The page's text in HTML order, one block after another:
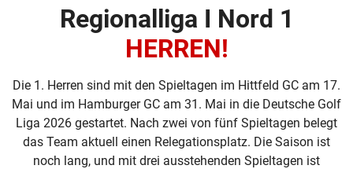
Regionalliga I Nord 1
HERREN!
Die 1. Herren sind mit den Spieltagen im Hittfeld GC am 17.
Mai und im Hamburger GC am 31. Mai in die Deutsche Golf
Liga 2026 gestartet. Nach zwei von fünf Spieltagen belegt
das Team aktuell einen Relegationsplatz. Die Saison ist
noch lang, und mit drei ausstehenden Spieltagen ist